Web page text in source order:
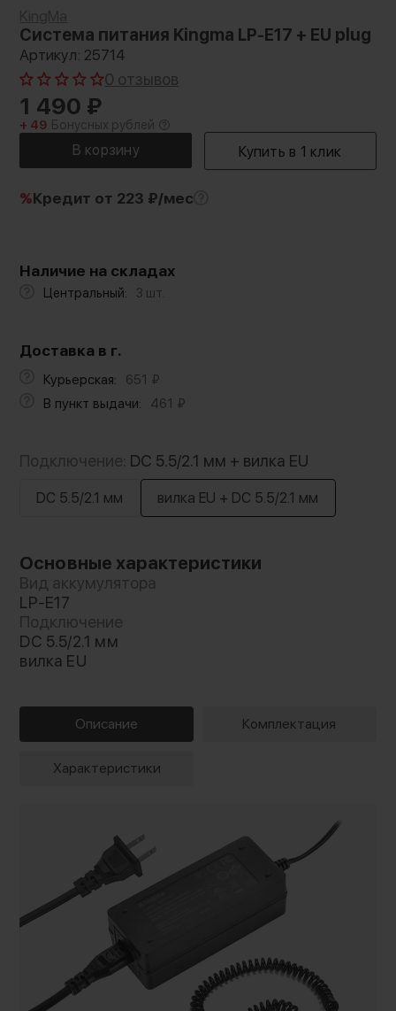
Система питания Kingma LP-E17 + EU plug
Артикул: 25714
0 отзывов
1 490 ₽
+ 49 Бонусных рублей
%Кредит от 223 ₽/мес
Наличие на складах
Центральный: 3 шт.
Доставка в г.
Курьерская: 651 ₽
В пункт выдачи:
461 ₽
Подключение: DC 5.5/2.1 мм + вилка EU
DC 5.5/2.1 мм вилка EU + DC 5.5/2.1 мм
Основные характеристики
Вид аккумулятора
LP-E17
Подключение
DC 5.5/2.1 мм
вилка EU
Описание Комплектация
Характеристики